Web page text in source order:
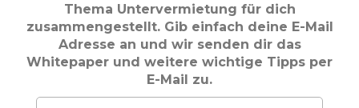
Thema Untervermietung für dich
zusammengestellt. Gib einfach deine E-Mail
Adresse an und wir senden dir das
Whitepaper und weitere wichtige Tipps per
E-Mail zu.